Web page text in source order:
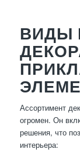
ВИДЫ
Ассортимент
огромен. Он
решения, что
интерьера: